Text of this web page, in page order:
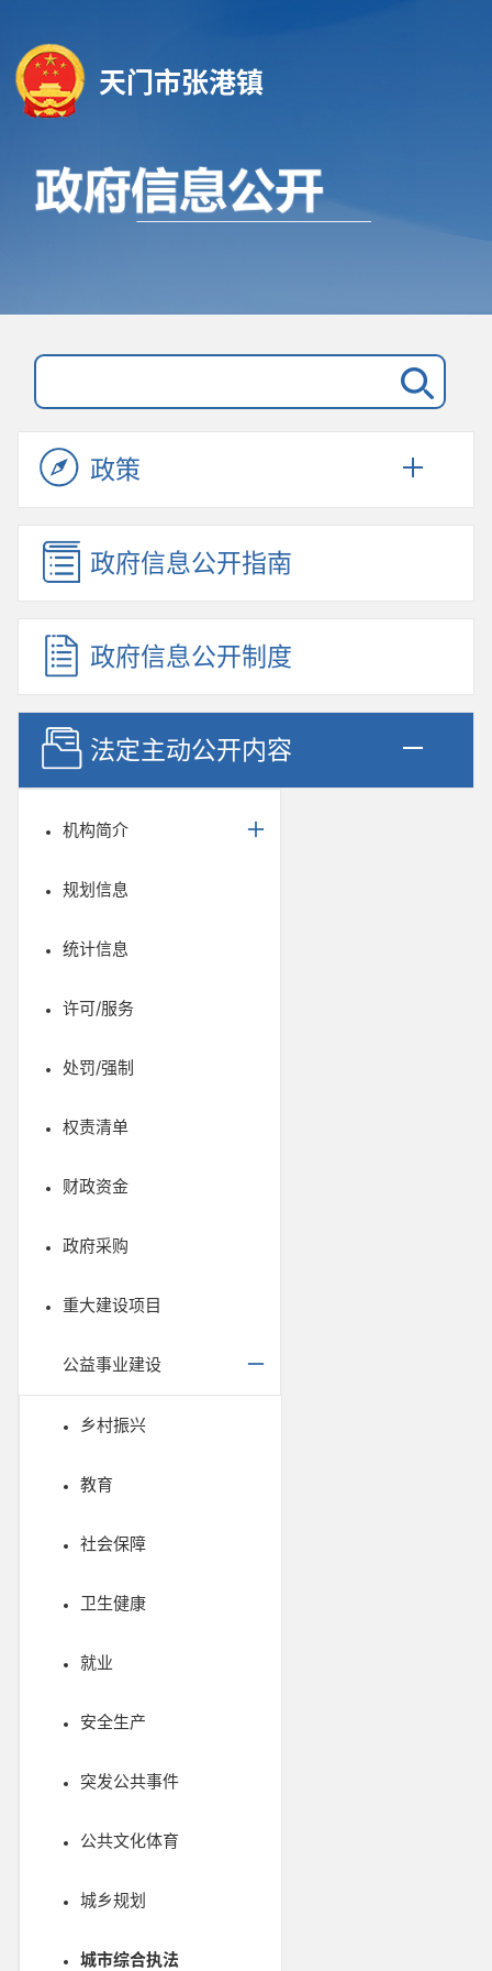
天门市张港镇
政策
政府信息公开指南
政府信息公开制度
法定主动公开内容
机构简介
规划信息
统计信息
许可/服务
处罚/强制
权责清单
财政资金
政府采购
重大建设项目
公益事业建设
乡村振兴
教育
社会保障
卫生健康
就业
安全生产
突发公共事件
公共文化体育
城乡规划
城市综合执法